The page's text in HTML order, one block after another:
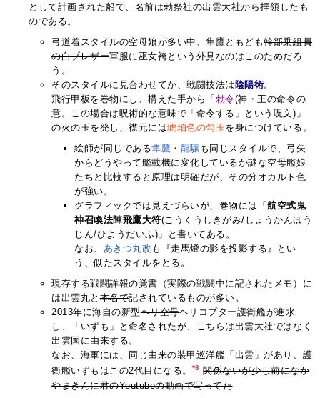
として計画された船で、名前は勅祭社の出雲大社から拝領したも
のである。
弓道着スタイルの空母娘が多い中、隼鷹ともども幹部乗組員
の白ブレザー軍服に巫女袴という外見なのはこのためだろ
う。
そのスタイルに見合わせてか、戦闘技法は 陰陽術。
飛行甲板を巻物にし、構えた手から「 勅令(神・王の命令の
意。この場合は呪術的な意味で「命令する」という呪文)」
の火の玉を発し、襟元には琥珀色の勾玉を身につけている。
絵師が同じである隼鷹 ・ 龍驤 も同じスタイルで、弓矢
からどうやって艦載機に変化しているか謎な空母艦娘
たちと比較すると原理は明確だが、その分オカルト色
が強い。
グラフィックでは見えづらいが、巻物には「航空式鬼
神召喚法陣飛鷹大符(こうくうしきがみ/しょうかんほう
じん/ひようだいふ)」と書いてある。
なお、 あきつ丸改 も『走馬燈の影を投影する』とい
う、似たスタイルをとる。
現存する戦闘詳報の覚書（実際の戦闘中に記されたメモ）に
は出雲丸と本名で記されているものが多い。
2013年に海自の新型ヘリ空母ヘリコプター護衛艦が進水
し、「いずも」と命名されたが、こちらは出雲大社ではなく
出雲国に由来する。
なお、海軍には、同じ由来の装甲巡洋艦「出雲」があり、護
衛艦いずもはこの2代目になる。
*6 関係ないが少し前になか
やまきんに君のYoutubeの動画で写ってた